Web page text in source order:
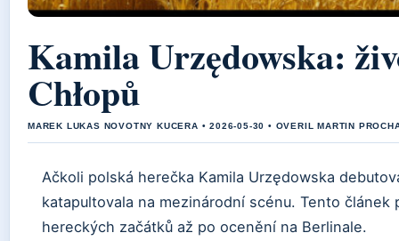
Kamila Urzędowska:
Chłopů
MAREK LUKAS NOVOTNY KUCERA • 2026-05-30 • OVERIL MARTIN
Ačkoli polská herečka Kamila Urzędowska
katapultovala na mezinárodní scénu. Tento
hereckých začátků až po ocenění na Berlinale.